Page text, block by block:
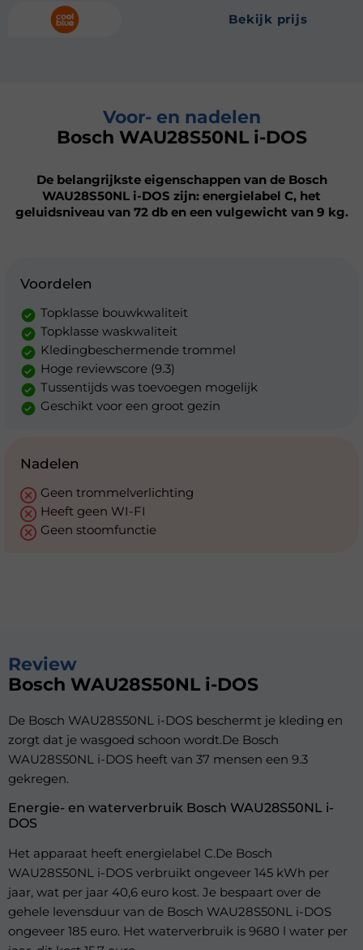
bekijk prijs
Voor- en nadelen
Bosch WAU28S50NL i-DOS
De belangrijkste eigenschappen van de Bosch
WAU28S50NL i-DOS zijn: energielabel C, het
geluidsniveau van 72 db en een vulgewicht van 9 kg.
Voordelen
Topklasse bouwkwaliteit
Topklasse waskwaliteit
Kledingbeschermende trommel
Hoge reviewscore (9.3)
Tussentijds was toevoegen mogelijk
Geschikt voor een groot gezin
Nadelen
Geen trommelverlichting
Heeft geen WI-FI
Geen stoomfunctie
Review
Bosch WAU28S50NL i-DOS
De Bosch WAU28S50NL i-DOS beschermt je kleding en
zorgt dat je wasgoed schoon wordt.De Bosch
WAU28S50NL i-DOS heeft van 37 mensen een 9.3
gekregen.
Energie- en waterverbruik Bosch WAU28S50NL i-
DOS
Het apparaat heeft energielabel C.De Bosch
WAU28S50NL i-DOS verbruikt ongeveer 145 kWh per
jaar, wat per jaar 40,6 euro kost. Je bespaart over de
gehele levensduur van de Bosch WAU28S50NL i-DOS
ongeveer 185 euro. Het waterverbruik is 9680 l water per